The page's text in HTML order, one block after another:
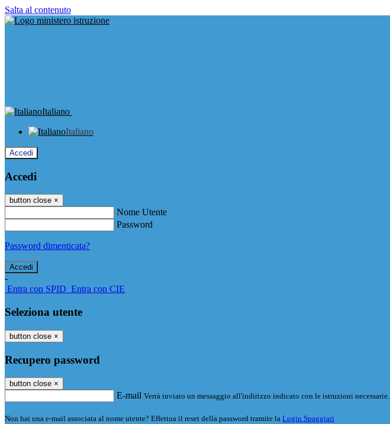
Salta al contenuto
Italiano
Italiano
Accedi
Accedi
button close ×
Nome Utente
Password
Password dimenticata?
-
Entra con SPID Entra con CIE
Seleziona utente
button close ×
Recupero password
button close ×
E-mail Verrà inviato un messaggio all'indirizzo indicato con le istruzioni necessarie.
Non hai una e-mail associata al nome utente? Effettua il reset della password tramite la Login Spaggiari